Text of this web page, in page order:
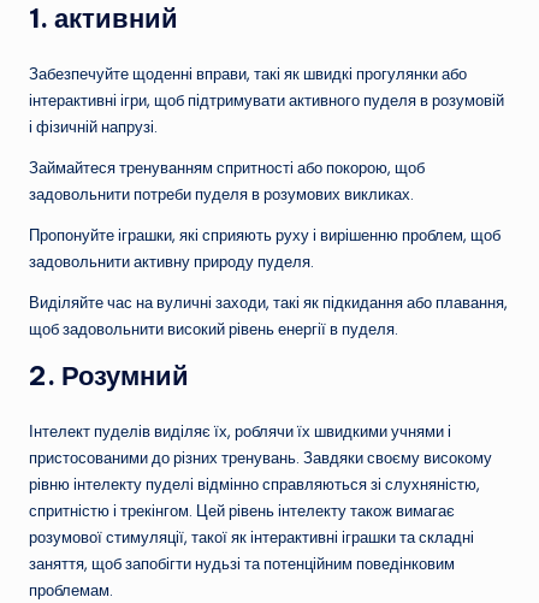
1. активний
Забезпечуйте щоденні вправи, такі як швидкі прогулянки або
інтерактивні ігри, щоб підтримувати активного пуделя в розумовій
і фізичній напрузі.
Займайтеся тренуванням спритності або покорою, щоб
задовольнити потреби пуделя в розумових викликах.
Пропонуйте іграшки, які сприяють руху і вирішенню проблем, щоб
задовольнити активну природу пуделя.
Виділяйте час на вуличні заходи, такі як підкидання або плавання,
щоб задовольнити високий рівень енергії в пуделя.
2. Розумний
Інтелект пуделів виділяє їх, роблячи їх швидкими учнями і
пристосованими до різних тренувань. Завдяки своєму високому
рівню інтелекту пуделі відмінно справляються зі слухняністю,
спритністю і трекінгом. Цей рівень інтелекту також вимагає
розумової стимуляції, такої як інтерактивні іграшки та складні
заняття, щоб запобігти нудьзі та потенційним поведінковим
проблемам.